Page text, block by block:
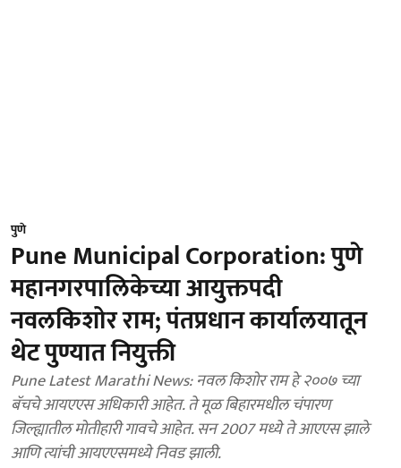
पुणे
Pune Municipal Corporation: पुणे
महानगरपालिकेच्या आयुक्तपदी
नवलकिशोर राम; पंतप्रधान कार्यालयातून
थेट पुण्यात नियुक्ती
Pune Latest Marathi News: नवल किशोर राम हे २००७ च्या
बॅचचे आयएएस अधिकारी आहेत. ते मूळ बिहारमधील चंपारण
जिल्ह्यातील मोतीहारी गावचे आहेत. सन 2007 मध्ये ते आएएस झाले
आणि त्यांची आयएएसमध्ये निवड झाली.